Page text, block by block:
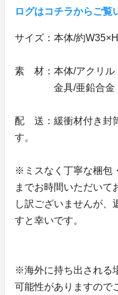
ログはコチラからご覧
サイズ：本体/約
素 材：本体/アクリル
金具/亜鉛合金・
配 送：緩衝材付き封
す。
※ミスなく丁寧な梱包
までお時間いただいて
し訳ございませんが、
すと幸いです。
※海外に持ち出される
可能性がありますので